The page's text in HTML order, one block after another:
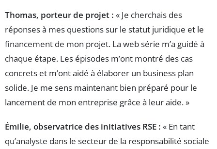
Thomas, porteur de projet : « Je cherchais des
réponses à mes questions sur le statut juridique et le
financement de mon projet. La web série m’a guidé à
chaque étape. Les épisodes m’ont montré des cas
concrets et m’ont aidé à élaborer un business plan
solide. Je me sens maintenant bien préparé pour le
lancement de mon entreprise grâce à leur aide. »
Émilie, observatrice des initiatives RSE : « En tant
qu’analyste dans le secteur de la responsabilité sociale